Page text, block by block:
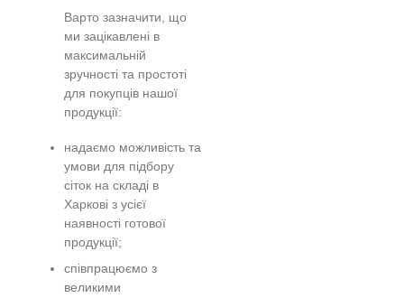
Варто зазначити, що
ми зацікавлені в
максимальній
зручності та простоті
для покупців нашої
продукції:
надаємо можливість та
умови для підбору
сіток на складі в
Харкові з усієї
наявності готової
продукції;
співпрацюємо з
великими